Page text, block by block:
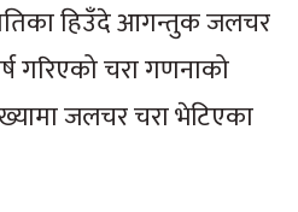
हिउँदे आगन्तुक जलचर
गरिएको चरा गणनाको
जलचर चरा भेटिएका